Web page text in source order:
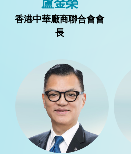
盧金榮
香港中華廠商聯合會會
長